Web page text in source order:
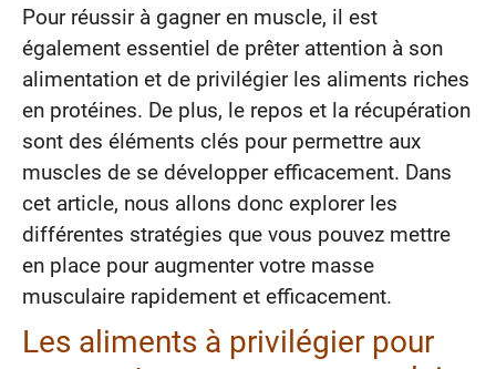
Pour réussir à gagner en muscle, il est
également essentiel de prêter attention à son
alimentation et de privilégier les aliments riches
en protéines. De plus, le repos et la récupération
sont des éléments clés pour permettre aux
muscles de se développer efficacement. Dans
cet article, nous allons donc explorer les
différentes stratégies que vous pouvez mettre
en place pour augmenter votre masse
musculaire rapidement et efficacement.
Les aliments à privilégier pour